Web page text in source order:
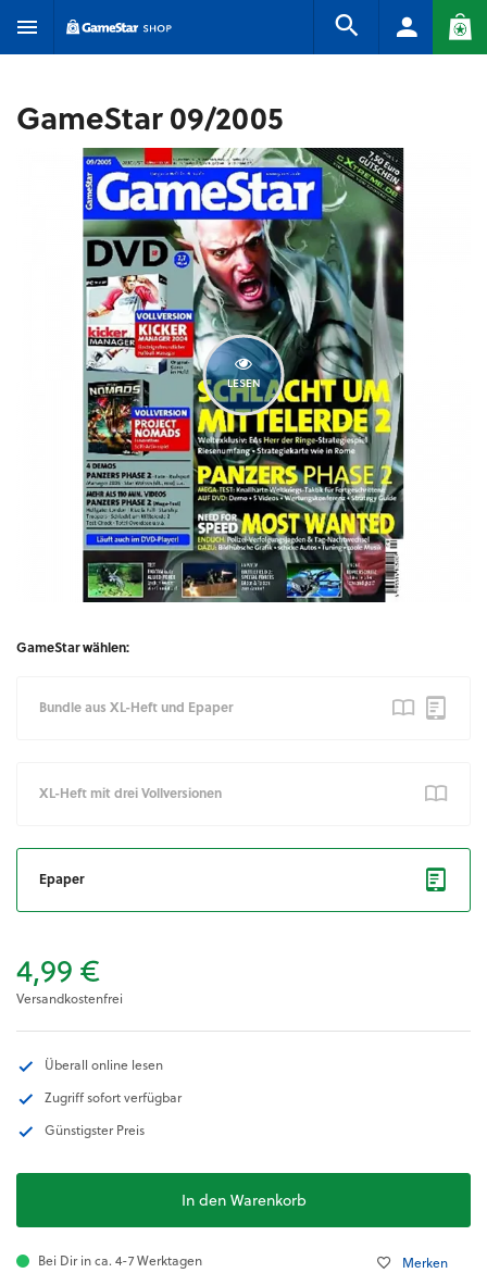
GameStar 09/2005
LESEN
GameStar wählen:
Bundle aus XL-Heft und Epaper
XL-Heft mit drei Vollversionen
Epaper
4,99 €
Versandkostenfrei
Überall online lesen
Zugriff sofort verfügbar
Günstigster Preis
In den Warenkorb
Bei Dir in ca. 4-7 Werktagen Merken